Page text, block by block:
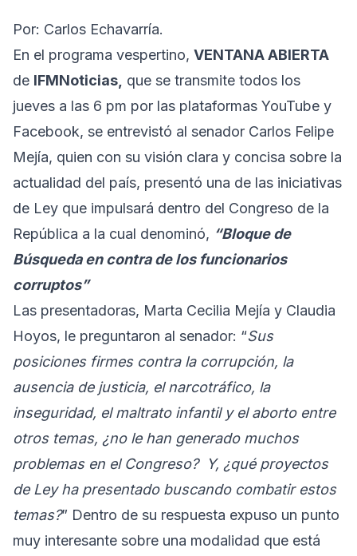
Por: Carlos Echavarría.
En el programa vespertino, VENTANA ABIERTA
de IFMNoticias, que se transmite todos los
jueves a las 6 pm por las plataformas YouTube y
Facebook, se entrevistó al senador Carlos Felipe
Mejía, quien con su visión clara y concisa sobre la
actualidad del país, presentó una de las iniciativas
de Ley que impulsará dentro del Congreso de la
República a la cual denominó, “Bloque de
Búsqueda en contra de los funcionarios
corruptos”
Las presentadoras, Marta Cecilia Mejía y Claudia
Hoyos, le preguntaron al senador: “Sus
posiciones firmes contra la corrupción, la
ausencia de justicia, el narcotráfico, la
inseguridad, el maltrato infantil y el aborto entre
otros temas, ¿no le han generado muchos
problemas en el Congreso? Y, ¿qué proyectos
de Ley ha presentado buscando combatir estos
temas?” Dentro de su respuesta expuso un punto
muy interesante sobre una modalidad que está